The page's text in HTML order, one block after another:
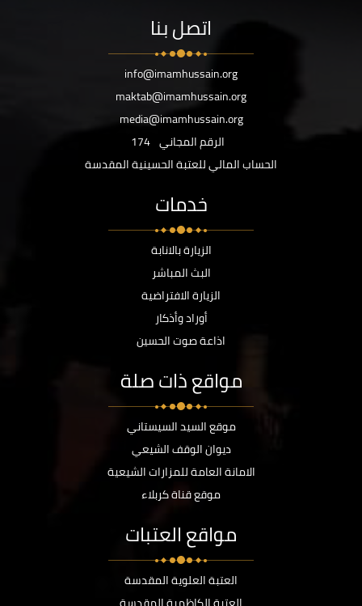
اتصل بنا
info@imamhussain.org
maktab@imamhussain.org
media@imamhussain.org
الرقم المجاني 174
الحساب المالي للعتبة الحسينية المقدسة
خدمات
الزيارة بالانابة
البث المباشر
الزيارة الافتراضية
أوراد وأذكار
اذاعة صوت الحسين
مواقع ذات صلة
موقع السيد السيستاني
ديوان الوقف الشيعي
الامانة العامة للمزارات الشيعية
موقع قناة كربلاء
مواقع العتبات
العتبة العلوية المقدسة